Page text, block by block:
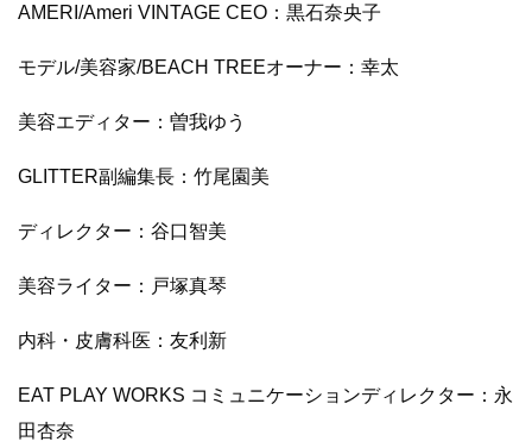
AMERI/Ameri VINTAGE CEO：黒石奈央子
モデル/美容家/BEACH TREEオーナー：幸太
美容エディター：曽我ゆう
GLITTER副編集長：竹尾園美
ディレクター：谷口智美
美容ライター：戸塚真琴
内科・皮膚科医：友利新
EAT PLAY WORKS コミュニケーションディレクター：永
田杏奈